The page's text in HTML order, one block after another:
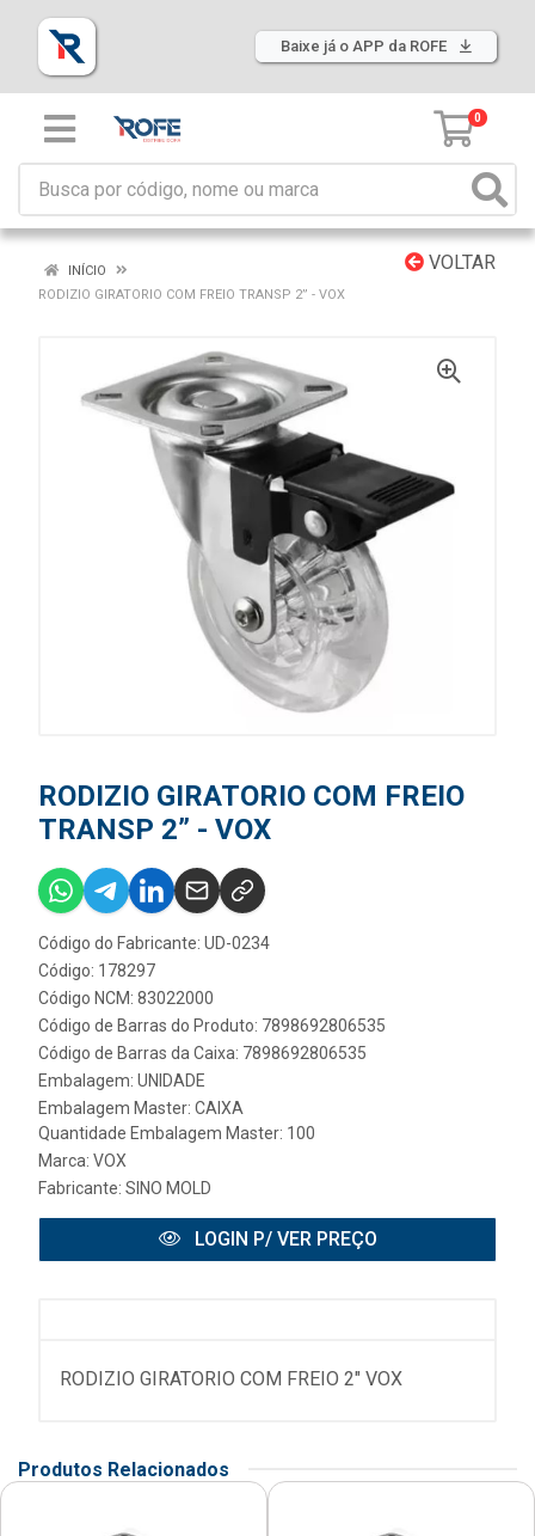
Baixe já o APP da ROFE
0
VOLTAR
INÍCIO
RODIZIO GIRATORIO COM FREIO TRANSP 2” - VOX
RODIZIO GIRATORIO COM FREIO
TRANSP 2” - VOX
Código do Fabricante: UD-0234
Código: 178297
Código NCM: 83022000
Código de Barras do Produto: 7898692806535
Código de Barras da Caixa: 7898692806535
Embalagem: UNIDADE
Embalagem Master: CAIXA
Quantidade Embalagem Master: 100
Marca: VOX
Fabricante: SINO MOLD
LOGIN P/ VER PREÇO
RODIZIO GIRATORIO COM FREIO 2" VOX
Produtos Relacionados